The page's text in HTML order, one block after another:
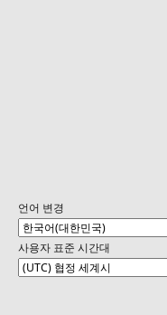
언어 변경
사용자 표준 시간대